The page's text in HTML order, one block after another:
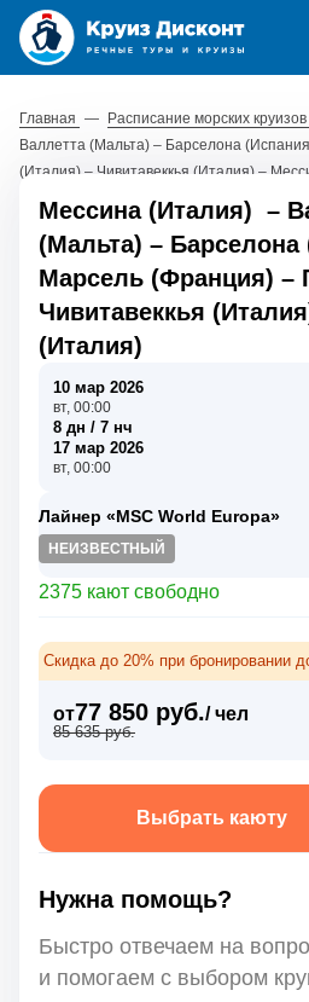
Главная — Расписание морских круизов
Валлетта (Мальта) – Барселона
(Италия) – Чивитавеккья (Италия) –
Мессина (Италия) –
(Мальта) – Барселона
Марсель (Франция) –
Чивитавеккья
(Италия)
10 мар 2026
вт, 00:00
8 дн / 7 нч
17 мар 2026
вт, 00:00
Лайнер «MSC World Europa»
НЕИЗВЕСТНЫЙ
2375 кают свободно
Скидка до 20% при бронировании
от77 850 руб./ чел
85 635 руб.
Выбрать каюту
Нужна помощь?
Быстро отвечаем на
и помогаем с выбором